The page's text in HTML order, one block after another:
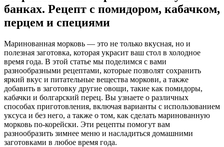
банках. Рецепт с помидором, кабачком,
перцем и специями
Маринованная морковь — это не только вкусная, но и
полезная заготовка, которая украсит ваш стол в холодное
время года. В этой статье мы поделимся с вами
разнообразными рецептами, которые позволят сохранить
яркий вкус и питательные вещества моркови, а также
добавить в заготовку другие овощи, такие как помидоры,
кабачки и болгарский перец. Вы узнаете о различных
способах приготовления, включая варианты с использованием
уксуса и без него, а также о том, как сделать маринованную
морковь по-корейски. Эти рецепты помогут вам
разнообразить зимнее меню и насладиться домашними
заготовками в любое время года.